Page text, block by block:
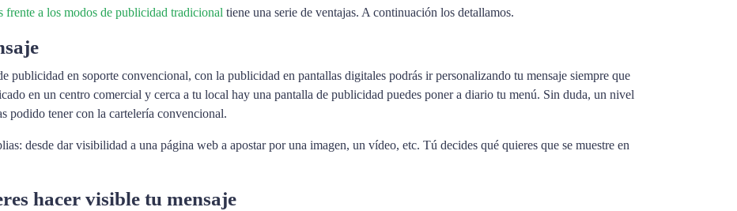
frente a los modos de publicidad tradicional tiene una serie de ventajas. A continuación los detallamos.
publicidad en soporte convencional, con la publicidad en pantallas digitales podrás ir personalizando tu mensaje siempre que
en un centro comercial y cerca a tu local hay una pantalla de publicidad puedes poner a diario tu menú. Sin duda, un nivel
podido tener con la cartelería convencional.
desde dar visibilidad a una página web a apostar por una imagen, un vídeo, etc. Tú decides qué quieres que se muestre en
hacer visible tu mensaje